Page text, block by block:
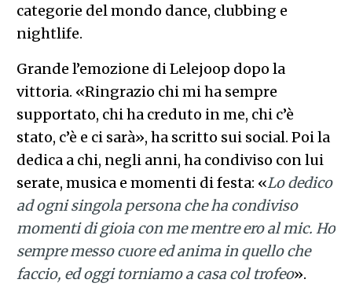
categorie del mondo dance, clubbing e
nightlife.
Grande l’emozione di Lelejoop dopo la
vittoria. «Ringrazio chi mi ha sempre
supportato, chi ha creduto in me, chi c’è
stato, c’è e ci sarà», ha scritto sui social. Poi la
dedica a chi, negli anni, ha condiviso con lui
serate, musica e momenti di festa: «Lo dedico
ad ogni singola persona che ha condiviso
momenti di gioia con me mentre ero al mic. Ho
sempre messo cuore ed anima in quello che
faccio, ed oggi torniamo a casa col trofeo».